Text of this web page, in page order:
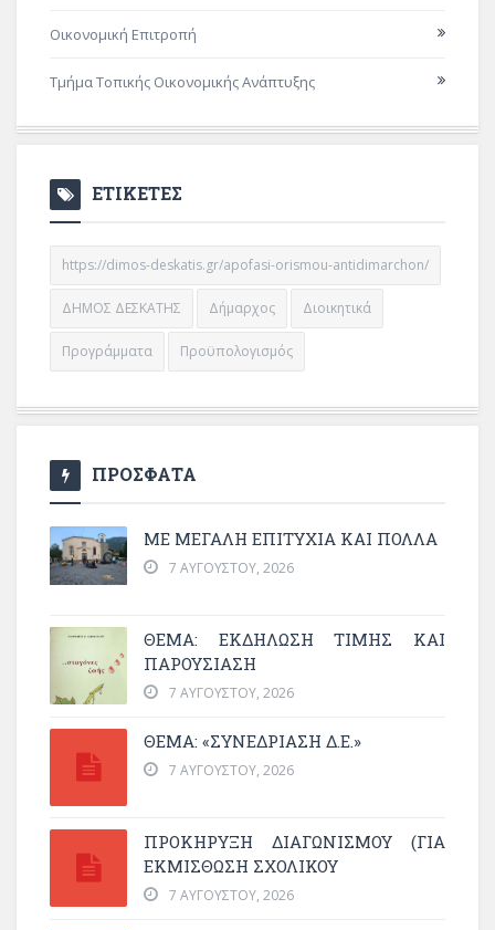
Οικονομική Επιτροπή
Τμήμα Τοπικής Οικονομικής Ανάπτυξης
ΕΤΙΚΕΤΕΣ
https://dimos-deskatis.gr/apofasi-orismou-antidimarchon/
ΔΗΜΟΣ ΔΕΣΚΑΤΗΣ Δήμαρχος Διοικητικά
Προγράμματα Προϋπολογισμός
ΠΡΟΣΦΑΤΑ
ΜΕ ΜΕΓΆΛΗ ΕΠΙΤΥΧΊΑ ΚΑΙ ΠΟΛΛΆ
7 ΑΥΓΟΎΣΤΟΥ, 2026
ΘΈΜΑ: ΕΚΔΉΛΩΣΗ ΤΙΜΉΣ ΚΑΙ
ΠΑΡΟΥΣΊΑΣΗ
7 ΑΥΓΟΎΣΤΟΥ, 2026
ΘΕΜΑ: «ΣΥΝΕΔΡΊΑΣΗ Δ.Ε.»
7 ΑΥΓΟΎΣΤΟΥ, 2026
ΠΡΟΚΗΡΥΞΗ ΔΙΑΓΩΝΙΣΜΟΥ (ΓΙΑ
ΕΚΜΊΣΘΩΣΗ ΣΧΟΛΙΚΟΎ
7 ΑΥΓΟΎΣΤΟΥ, 2026